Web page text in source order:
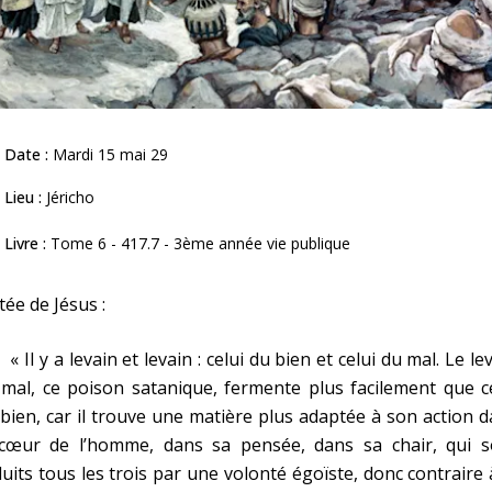
Date : Mardi 15 mai 29
Lieu : Jéricho
Livre : Tome 6 - 417.7 - 3ème année vie publique
de Jésus :
y a levain et levain : celui du bien et celui du mal. Le
ce poison satanique, fermente plus facilement que
car il trouve une matière plus adaptée à son action
de l’homme, dans sa pensée, dans sa chair, qui
tous les trois par une volonté égoïste, donc contraire